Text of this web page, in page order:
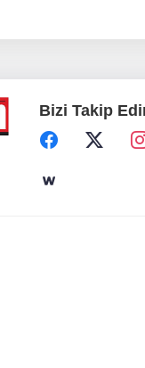
Bizi Takip